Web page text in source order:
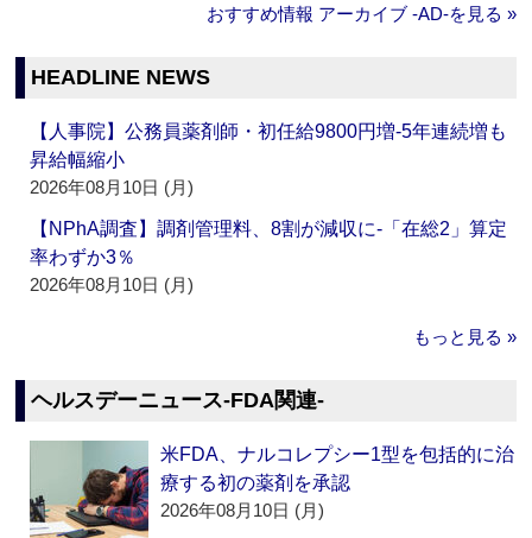
おすすめ情報 アーカイブ ‐AD‐を見る »
HEADLINE NEWS
【人事院】公務員薬剤師・初任給9800円増‐5年連続増も
昇給幅縮小
2026年08月10日 (月)
【NPhA調査】調剤管理料、8割が減収に‐「在総2」算定
率わずか3％
2026年08月10日 (月)
もっと見る »
ヘルスデーニュース‐FDA関連‐
米FDA、ナルコレプシー1型を包括的に治
療する初の薬剤を承認
2026年08月10日 (月)